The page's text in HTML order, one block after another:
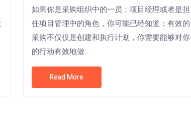
如果你是采购组织中的一员：项目经理或者是担
任项目管理中的角色，你可能已经知道：有效的
采购不仅仅是创建和执行计划，你需要能够对你
的行动有效地做...
Read More